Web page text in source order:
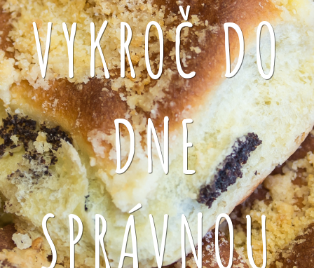
VYKROČ DO
DNE
SPRÁVNOU